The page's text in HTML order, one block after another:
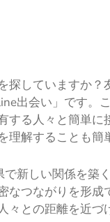
探していますか？
出会い」です。
する人々と簡単
解することも簡
で新しい関係を築
なつながりを形成
との距離を近づ